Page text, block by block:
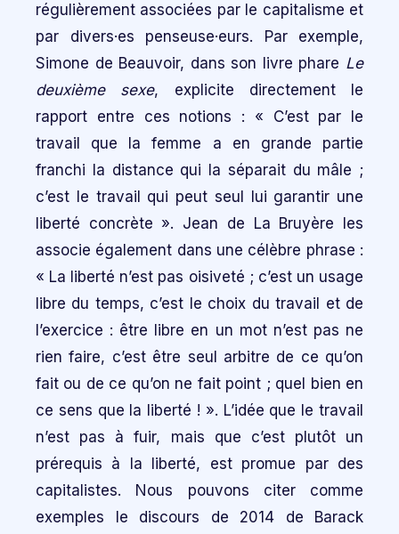
régulièrement associées par le capitalisme et
par divers·es penseuse·eurs. Par exemple,
Simone de Beauvoir, dans son livre phare Le
deuxième sexe, explicite directement le
rapport entre ces notions : « C’est par le
travail que la femme a en grande partie
franchi la distance qui la séparait du mâle ;
c’est le travail qui peut seul lui garantir une
liberté concrète ». Jean de La Bruyère les
associe également dans une célèbre phrase :
« La liberté n’est pas oisiveté ; c’est un usage
libre du temps, c’est le choix du travail et de
l’exercice : être libre en un mot n’est pas ne
rien faire, c’est être seul arbitre de ce qu’on
fait ou de ce qu’on ne fait point ; quel bien en
ce sens que la liberté ! ». L’idée que le travail
n’est pas à fuir, mais que c’est plutôt un
prérequis à la liberté, est promue par des
capitalistes. Nous pouvons citer comme
exemples le discours de 2014 de Barack